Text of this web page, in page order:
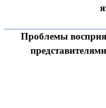
Проблемы